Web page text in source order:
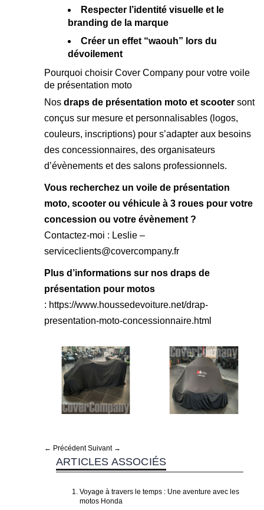
Respecter l’identité visuelle et le
branding de la marque
Créer un effet “waouh” lors du
dévoilement
Pourquoi choisir Cover Company pour votre voile
de présentation moto
Nos draps de présentation moto et scooter sont
conçus sur mesure et personnalisables (logos,
couleurs, inscriptions) pour s’adapter aux besoins
des concessionnaires, des organisateurs
d’évènements et des salons professionnels.
Vous recherchez un voile de présentation
moto, scooter ou véhicule à 3 roues pour votre
concession ou votre évènement ?
Contactez-moi : Leslie –
serviceclients@covercompany.fr
Plus d’informations sur nos draps de
présentation pour motos
: https://www.houssedevoiture.net/drap-
presentation-moto-concessionnaire.html
← Précédent Suivant →
ARTICLES ASSOCIÉS
Voyage à travers le temps : Une aventure avec les
motos Honda